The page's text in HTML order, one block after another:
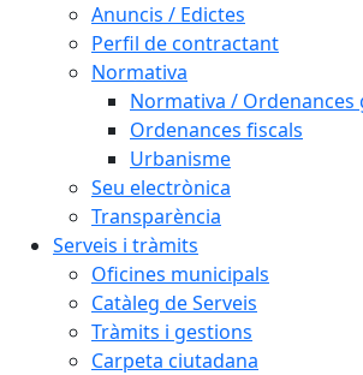
Anuncis / Edictes
Perfil de contractant
Normativa
Normativa / Ordenances
Ordenances fiscals
Urbanisme
Seu electrònica
Transparència
Serveis i tràmits
Oficines municipals
Catàleg de Serveis
Tràmits i gestions
Carpeta ciutadana